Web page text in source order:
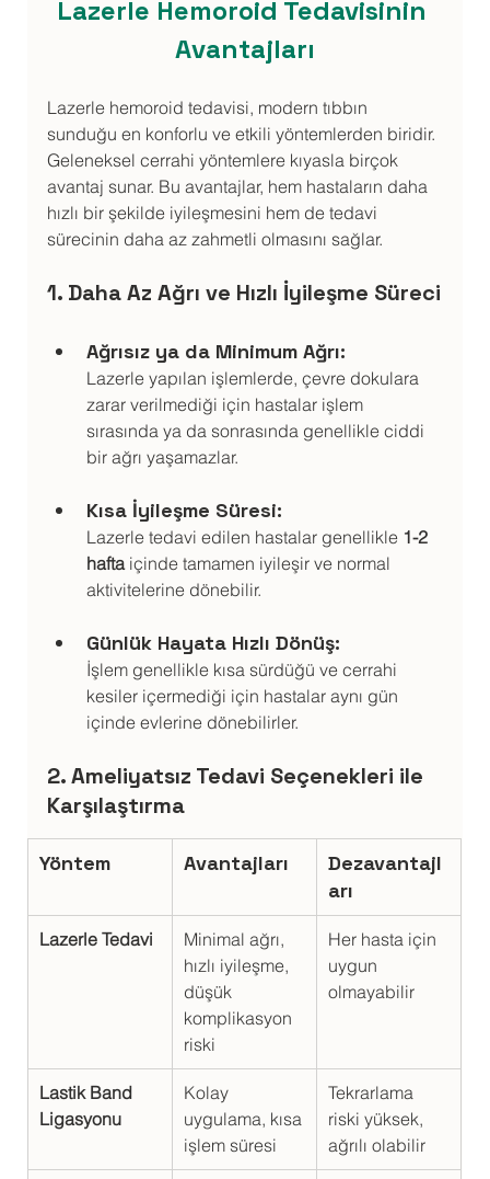
Lazerle Hemoroid Tedavisinin
Avantajları
Lazerle hemoroid tedavisi, modern tıbbın
sunduğu en konforlu ve etkili yöntemlerden biridir.
Geleneksel cerrahi yöntemlere kıyasla birçok
avantaj sunar. Bu avantajlar, hem hastaların daha
hızlı bir şekilde iyileşmesini hem de tedavi
sürecinin daha az zahmetli olmasını sağlar.
1. Daha Az Ağrı ve Hızlı İyileşme Süreci
Ağrısız ya da Minimum Ağrı:
Lazerle yapılan işlemlerde, çevre dokulara
zarar verilmediği için hastalar işlem
sırasında ya da sonrasında genellikle ciddi
bir ağrı yaşamazlar.
Kısa İyileşme Süresi:
Lazerle tedavi edilen hastalar genellikle 1-2
hafta içinde tamamen iyileşir ve normal
aktivitelerine dönebilir.
Günlük Hayata Hızlı Dönüş:
İşlem genellikle kısa sürdüğü ve cerrahi
kesiler içermediği için hastalar aynı gün
içinde evlerine dönebilirler.
2. Ameliyatsız Tedavi Seçenekleri ile
Karşılaştırma
Yöntem Avantajları
Dezavantajl
arı
Lazerle Tedavi
Minimal ağrı,
hızlı iyileşme,
düşük
komplikasyon
riski
Her hasta için
uygun
olmayabilir
Lastik Band
Ligasyonu
Kolay
uygulama, kısa
işlem süresi
Tekrarlama
riski yüksek,
ağrılı olabilir